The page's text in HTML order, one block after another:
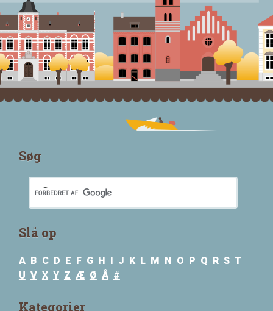
Søg
Slå op
A B C D E F G H I J K L M N O P Q R S T
U V X Y Z Æ Ø Å #
Kategorier